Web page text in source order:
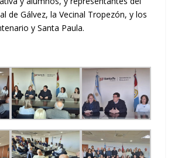
de Gálvez, la Vecinal Tropezón, y los
y Santa Paula.